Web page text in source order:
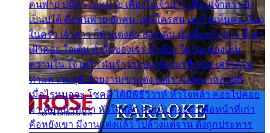
คนพ่าย บ่มีความหมาย เคียงใจเจ้าบ่าว เพื่อนเจ้าสาว ยัง
เป็นบ่ได้ คือคนพ่าย ฮักคน ไม่มีใครสน เขาไม่เห็นคน ที่อยู่
ในครัว เจ้าสาว ก็มัวแต่งตัว สวยเด่น นั่งเคียงเจ้าบ่าว ที่เขา
เฝ้าคอย ใจเต้น หัวใจของเรา ลำเค็ญ ใครจะมองเห็น
ความใน ใจ เศร้า มันร้าวระบม ต้องมาขื่นขม เศร้าตรม
ท่ามความสุขี ช่วยงานเขาแต่ง แต่เรา แล้งมาหลายปี
เมื่อไรหนอจะ โชคดี ได้มีพิธีวิวาห์ หัวใจหล้า คอยไปคอย
มา คือหน้าที่เก่า หัวใจหล้า คอยไปคอยมา คือหน้าที่เก่า
คือหยังเขา มีงานแต่งแล้ว ไปล้างแต่จาน ดั่งถูกประหาร